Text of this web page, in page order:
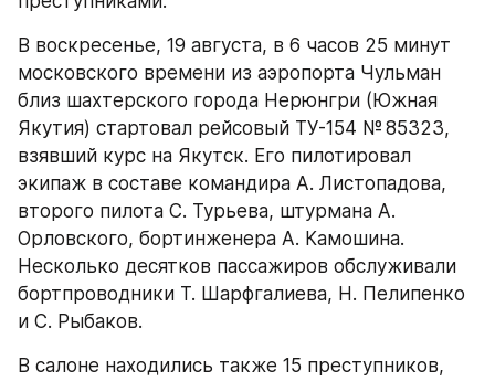
В воскресенье, 19 августа, в 6 часов 25 минут
московского времени из аэропорта Чульман
близ шахтерского города Нерюнгри (Южная
Якутия) стартовал рейсовый ТУ-154 № 85323,
взявший курс на Якутск. Его пилотировал
экипаж в составе командира А. Листопадова,
второго пилота С. Турьева, штурмана А.
Орловского, бортинженера А. Камошина.
Несколько десятков пассажиров обслуживали
бортпроводники Т. Шарфгалиева, Н. Пелипенко
и С. Рыбаков.
В салоне находились также 15 преступников,